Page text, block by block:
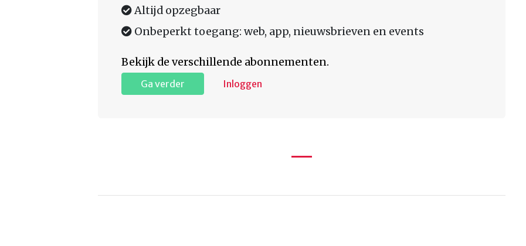
Altijd opzegbaar
Onbeperkt toegang: web, app, nieuwsbrieven en events
Bekijk de verschillende abonnementen.
Ga verder Inloggen